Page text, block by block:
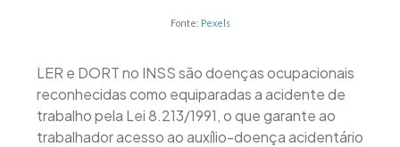
Fonte: Pexels
LER e DORT no INSS são doenças ocupacionais
reconhecidas como equiparadas a acidente de
trabalho pela Lei 8.213/1991, o que garante ao
trabalhador acesso ao auxílio-doença acidentário